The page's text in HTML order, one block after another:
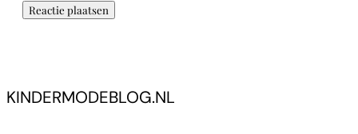
KINDERMODEBLOG.NL